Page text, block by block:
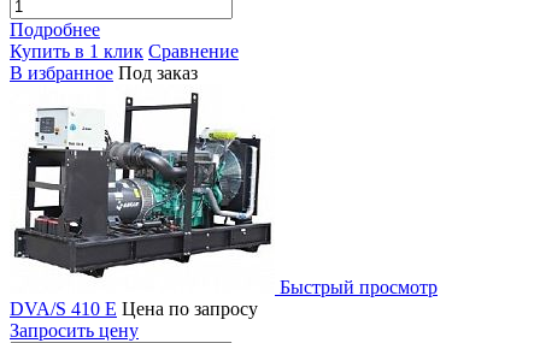
Подробнее
Купить в 1 клик Сравнение
В избранное Под заказ
Быстрый просмотр
DVA/S 410 E Цена по запросу
Запросить цену